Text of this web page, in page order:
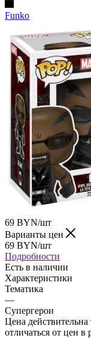
Funko
69 BYN/шт
Варианты цен
69 BYN/шт
Подробности
Есть в наличии
Характеристики
Тематика
—
Супергерои
Цена
отличаться от цен